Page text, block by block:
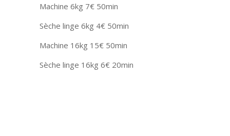
Machine 6kg 7€ 50min
Sèche linge 6kg 4€ 50min
Machine 16kg 15€ 50min
Sèche linge 16kg 6€ 20min